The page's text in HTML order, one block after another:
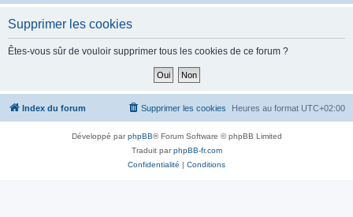
c
h
Supprimer les cookies
Êtes-vous sûr de vouloir supprimer tous les cookies de ce forum ?
Index du forum Heures au format UTC+02:00
Supprimer les cookies
Développé parphpBB® Forum Software © phpBB Limited
Traduit parphpBB-fr.com
Confidentialité
Conditions